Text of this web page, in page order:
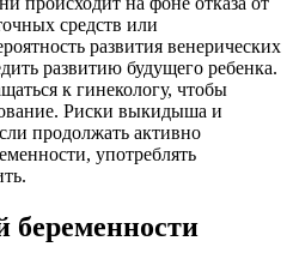
средств или
развития венерических
развитию будущего ребенка.
к гинекологу, чтобы
Риски выкидыша и
продолжать активно
употреблять